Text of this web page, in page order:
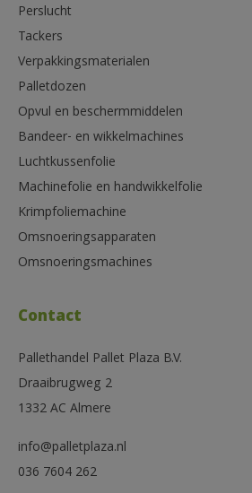
Perslucht
Tackers
Verpakkingsmaterialen
Palletdozen
Opvul en beschermmiddelen
Bandeer- en wikkelmachines
Luchtkussenfolie
Machinefolie en handwikkelfolie
Krimpfoliemachine
Omsnoeringsapparaten
Omsnoeringsmachines
Contact
Pallethandel Pallet Plaza B.V.
Draaibrugweg 2
1332 AC Almere
info@palletplaza.nl
036 7604 262